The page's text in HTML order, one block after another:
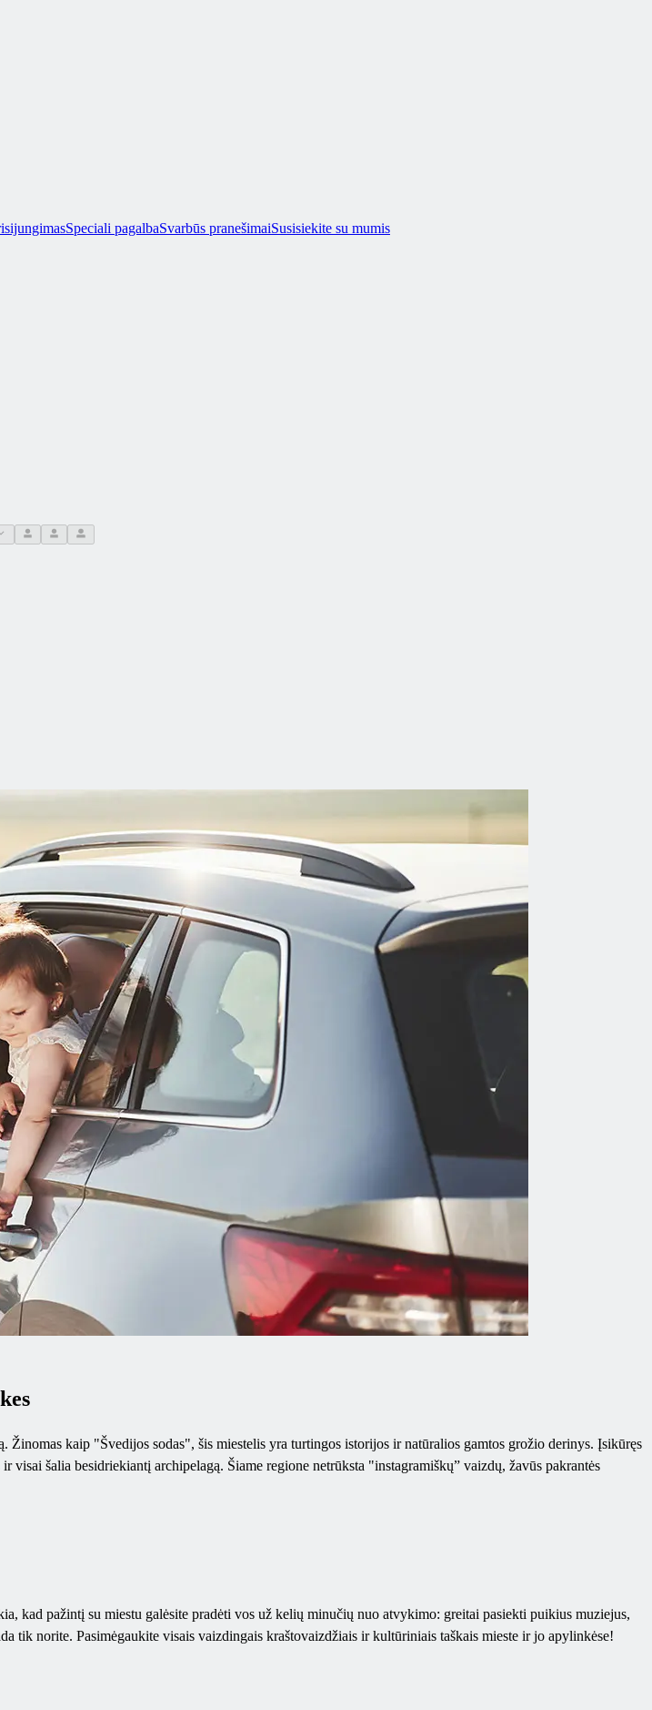
Speciali pagalbaSvarbūs pranešimaiSusisiekite su mumis
kaip "Švedijos sodas", šis miestelis yra turtingos istorijos ir natūralios gamtos grožio derinys. Įsikūręs
šalia besidriekiantį archipelagą. Šiame regione netrūksta "instagramiškų” vaizdų, žavūs pakrantės
kad pažintį su miestu galėsite pradėti vos už kelių minučių nuo atvykimo: greitai pasiekti puikius muziejus,
tik norite. Pasimėgaukite visais vaizdingais kraštovaizdžiais ir kultūriniais taškais mieste ir jo apylinkėse!